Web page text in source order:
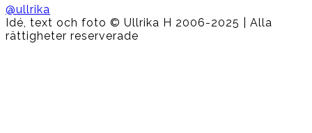
@ullrika
Idé, text och foto © Ullrika H 2006-2025 | Alla
rättigheter reserverade